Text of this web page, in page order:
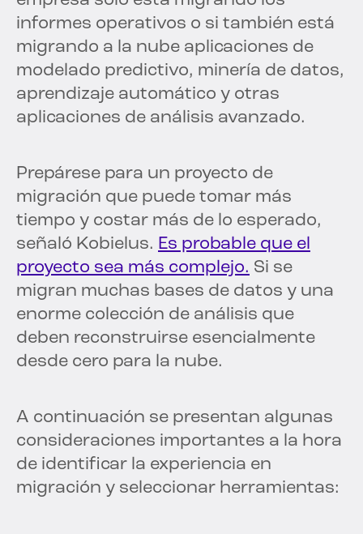
informes operativos o si también está
migrando a la nube aplicaciones de
modelado predictivo, minería de datos,
aprendizaje automático y otras
aplicaciones de análisis avanzado.
Prepárese para un proyecto de
migración que puede tomar más
tiempo y costar más de lo esperado,
señaló Kobielus. Es probable que el
proyecto sea más complejo. Si se
migran muchas bases de datos y una
enorme colección de análisis que
deben reconstruirse esencialmente
desde cero para la nube.
A continuación se presentan algunas
consideraciones importantes a la hora
de identificar la experiencia en
migración y seleccionar herramientas: